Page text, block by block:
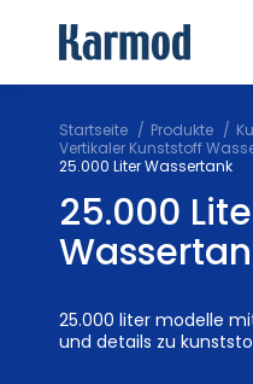
Startseite Produkte
Vertikaler Kunststoff
25.000 Liter Wassertank
25.000
25.000 liter modelle
und details zu